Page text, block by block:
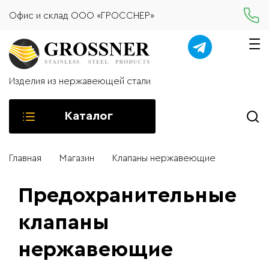
Офис и склад ООО «ГРОССНЕР»
Изделия из нержавеющей стали
Каталог
Главная Магазин Клапаны нержавеющие
Предохранительные
клапаны
нержавеющие